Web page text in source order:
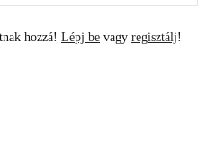
hozzá! Lépj be vagy regisztálj!